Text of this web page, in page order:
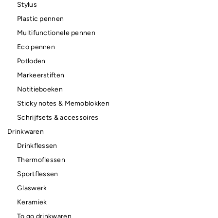
Stylus
Plastic pennen
Multifunctionele pennen
Eco pennen
Potloden
Markeerstiften
Notitieboeken
Sticky notes & Memoblokken
Schrijfsets & accessoires
Drinkwaren
Drinkflessen
Thermoflessen
Sportflessen
Glaswerk
Keramiek
To go drinkwaren